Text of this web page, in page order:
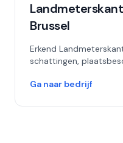
Brussel
Erkend
schattingen,
Ga naar bedrijf